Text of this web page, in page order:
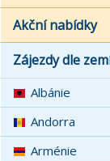
Akční nabídky
Zájezdy dle
Albánie
Andorra
Arménie